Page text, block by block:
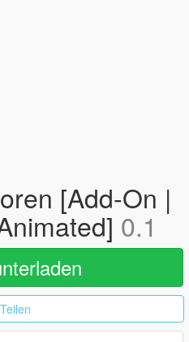
[Add-On |
0.1
Teilen